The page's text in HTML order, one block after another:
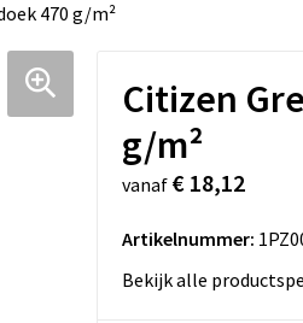
470 g/m²
Citizen
g/m²
vanaf € 18,12
Artikelnummer:
Bekijk alle